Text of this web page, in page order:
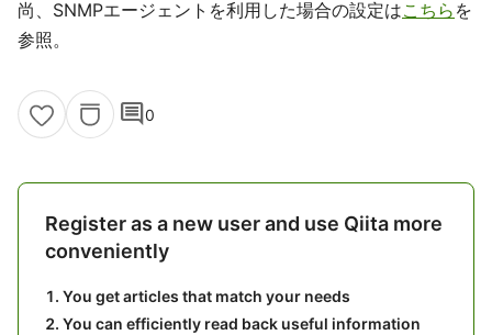
尚、SNMPエージェントを利用した場合の設定はこちら を
参照。
comment0
Register as a new user and use Qiita more
conveniently
You get articles that match your needs
You can efficiently read back useful information